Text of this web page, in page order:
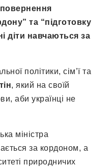
та “підготовку
діти навчаються за
політики, сім’ї та
, який на своїй
аби українці не
міністра
за кордоном, а
природничих